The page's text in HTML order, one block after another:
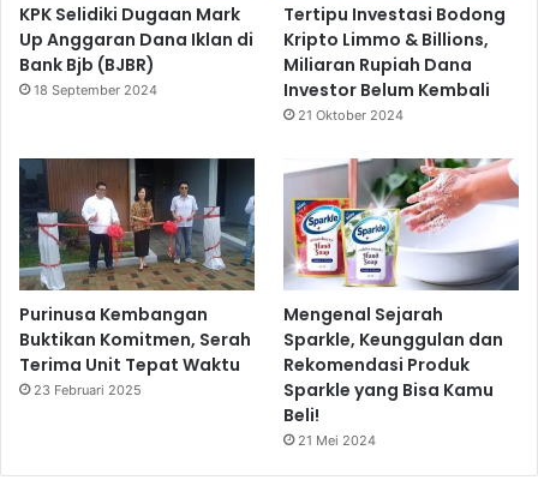
KPK Selidiki Dugaan Mark
Up Anggaran Dana Iklan di
Bank Bjb (BJBR)
18 September 2024
Tertipu Investasi Bodong
Kripto Limmo & Billions,
Miliaran Rupiah Dana
Investor Belum Kembali
21 Oktober 2024
Purinusa Kembangan
Buktikan Komitmen, Serah
Terima Unit Tepat Waktu
23 Februari 2025
Mengenal Sejarah
Sparkle, Keunggulan dan
Rekomendasi Produk
Sparkle yang Bisa Kamu
Beli!
21 Mei 2024